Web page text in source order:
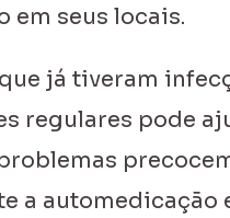
em seus locais.
já tiveram
regulares pode
a automedicação